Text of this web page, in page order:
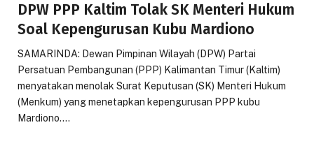
DPW PPP Kaltim Tolak SK Menteri Hukum
Soal Kepengurusan Kubu Mardiono
SAMARINDA: Dewan Pimpinan Wilayah (DPW) Partai
Persatuan Pembangunan (PPP) Kalimantan Timur (Kaltim)
menyatakan menolak Surat Keputusan (SK) Menteri Hukum
(Menkum) yang menetapkan kepengurusan PPP kubu
Mardiono.…